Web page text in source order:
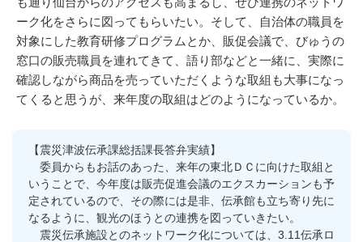
ーク化をさらに図ってもらいたい。そして、自治体の職員を
対象にした教育研修プログラムとか、販促会議で、びゅうの
窓口の販売職員を連れてきて、語り部などと一緒に、実際に
確認しながら商品を売っていただくような取組も大事になっ
てくると思うが、来年度の取組はどのようになっているか。
【震災津波伝承課総括課長答弁実績】
委員からもお話のあった、来年の東北ＤＣに向けた取組と
いうことで、今年度は販売促進会議のエクスカーションも予
定されているので、その際には是非、伝承館も立ち寄り先に
なるように、観光のほうとの連携を図っていきたい。
震災伝承施設とのネットワーク化については、3.11伝承ロ